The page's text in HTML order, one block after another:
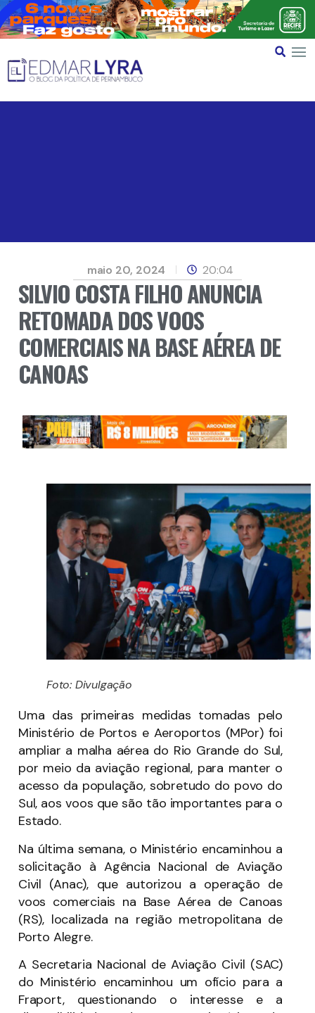
maio 20, 2024 20:04
SILVIO COSTA FILHO ANUNCIA
RETOMADA DOS VOOS
COMERCIAIS NA BASE AÉREA DE
CANOAS
Foto: Divulgação
Uma das primeiras medidas tomadas pelo
Ministério de Portos e Aeroportos (MPor) foi
ampliar a malha aérea do Rio Grande do Sul,
por meio da aviação regional, para manter o
acesso da população, sobretudo do povo do
Sul, aos voos que são tão importantes para o
Estado.
Na última semana, o Ministério encaminhou a
solicitação à Agência Nacional de Aviação
Civil (Anac), que autorizou a operação de
voos comerciais na Base Aérea de Canoas
(RS), localizada na região metropolitana de
Porto Alegre.
A Secretaria Nacional de Aviação Civil (SAC)
do Ministério encaminhou um ofício para a
Fraport, questionando o interesse e a